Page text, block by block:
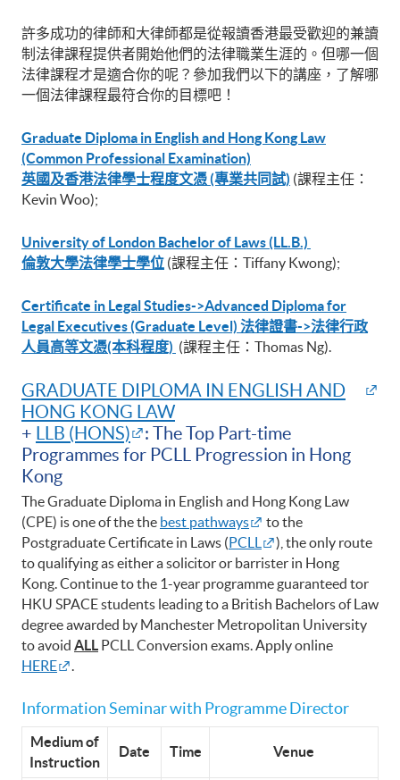
許多成功的律師和大律師都是從報讀香港最受歡迎的兼讀
制法律課程提供者開始他們的法律職業生涯的。但哪一個
法律課程才是適合你的呢？參加我們以下的講座，了解哪
一個法律課程最符合你的目標吧！
Graduate Diploma in English and Hong Kong Law
(Common Professional Examination)
英國及香港法律學士程度文憑 (專業共同試) (課程主任：
Kevin Woo);
University of London Bachelor of Laws (LL.B.)
倫敦大學法律學士學位 (課程主任：Tiffany Kwong);
Certificate in Legal Studies->Advanced Diploma for
Legal Executives (Graduate Level) 法律證書->法律行政
人員高等文憑(本科程度) (課程主任：Thomas Ng).
GRADUATE DIPLOMA IN ENGLISH AND
HONG KONG LAW
+ LLB (HONS)
: The Top Part-time
Programmes for PCLL Progression in Hong
Kong
The Graduate Diploma in English and Hong Kong Law
(CPE) is one of the the best pathways
to the
Postgraduate Certificate in Laws (PCLL
), the only route
to qualifying as either a solicitor or barrister in Hong
Kong. Continue to the 1-year programme guaranteed tor
HKU SPACE students leading to a British Bachelors of Law
degree awarded by Manchester Metropolitan University
to avoid ALL PCLL Conversion exams. Apply online
HERE
.
Information Seminar with Programme Director
Medium of
Instruction
Date Time Venue